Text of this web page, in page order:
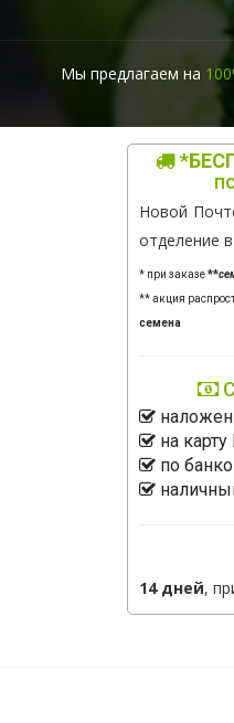
Мы предлагаем на
Новой
отделение
* при заказе**
** акция
семена
на
по
14 дней,